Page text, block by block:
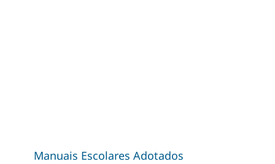
Manuais Escolares Adotados